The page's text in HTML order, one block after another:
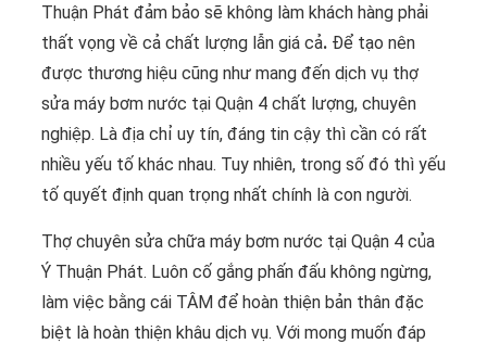
Thuận Phát đảm bảo sẽ không làm khách hàng phải
thất vọng về cả chất lượng lẫn giá cả. Để tạo nên
được thương hiệu cũng như mang đến dịch vụ thợ
sửa máy bơm nước tại Quận 4 chất lượng, chuyên
nghiệp. Là địa chỉ uy tín, đáng tin cậy thì cần có rất
nhiều yếu tố khác nhau. Tuy nhiên, trong số đó thì yếu
tố quyết định quan trọng nhất chính là con người.
Thợ chuyên sửa chữa máy bơm nước tại Quận 4 của
Ý Thuận Phát. Luôn cố gắng phấn đấu không ngừng,
làm việc bằng cái TÂM để hoàn thiện bản thân đặc
biệt là hoàn thiện khâu dịch vụ. Với mong muốn đáp